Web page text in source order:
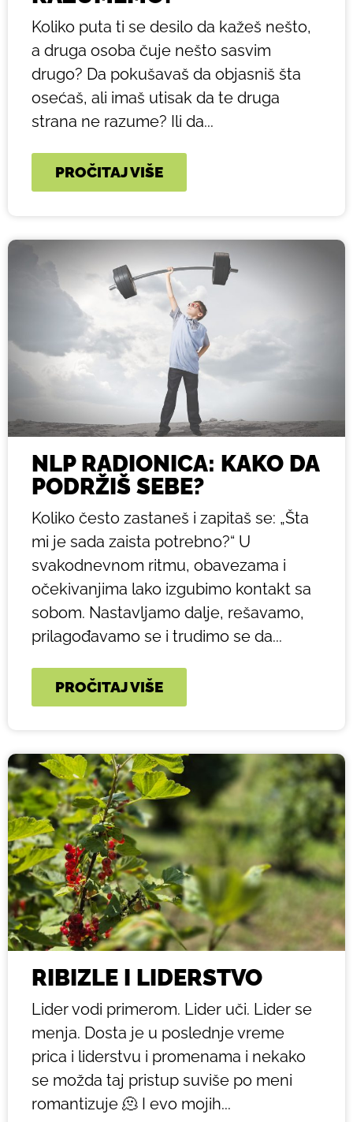
Koliko puta ti se desilo da kažeš nešto,
a druga osoba čuje nešto sasvim
drugo? Da pokušavaš da objasniš šta
osećaš, ali imaš utisak da te druga
strana ne razume? Ili da...
PROČITAJ VIŠE
NLP RADIONICA: KAKO DA
PODRŽIŠ SEBE?
Koliko često zastaneš i zapitaš se: „Šta
mi je sada zaista potrebno?“ U
svakodnevnom ritmu, obavezama i
očekivanjima lako izgubimo kontakt sa
sobom. Nastavljamo dalje, rešavamo,
prilagođavamo se i trudimo se da...
PROČITAJ VIŠE
RIBIZLE I LIDERSTVO
Lider vodi primerom. Lider uči. Lider se
menja. Dosta je u poslednje vreme
prica i liderstvu i promenama i nekako
se možda taj pristup suviše po meni
romantizuje 🫠 I evo mojih...